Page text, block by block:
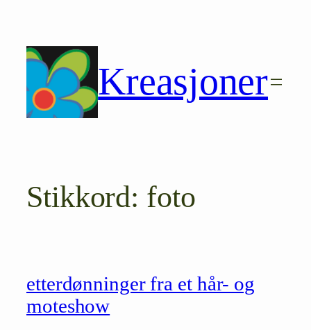
innhold
Kreasjoner
Stikkord: foto
etterdønninger fra et hår- og
moteshow